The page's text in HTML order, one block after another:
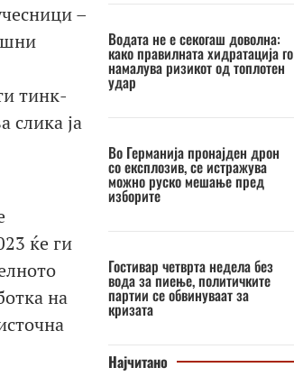
–
тинк-
слика ја
ќе ги
на
Водата не е секогаш доволна:
како правилната хидратација го
намалува ризикот од топлотен
удар
Во Германија пронајден дрон
со експлозив, се истражува
можно руско мешање пред
изборите
Гостивар четврта недела без
вода за пиење, политичките
партии се обвинуваат за
кризата
Најчитано